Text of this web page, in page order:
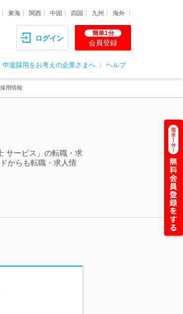
東海 関西 中国 四国 九州 海外
ログイン
簡単1分
会員登録
中途採用をお考えの企業さまへ ヘルプ
用情報
サービス」の転職・求
からも転職・求人情